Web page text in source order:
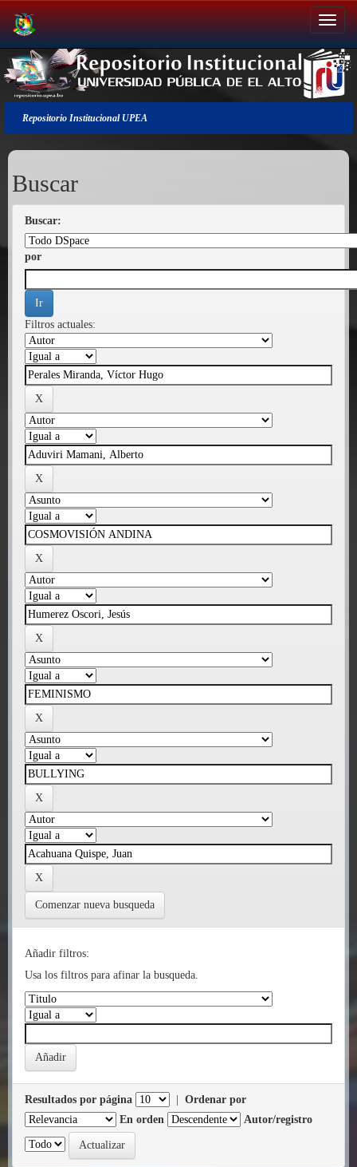
Salir
de
la
navegación
Repositorio Institucional UPEA
Buscar
Buscar:
por
Filtros actuales:
Comenzar nueva busqueda
Añadir filtros:
Usa los filtros para afinar la busqueda.
Resultados por página
Ordenar por
En orden
Autor/registro